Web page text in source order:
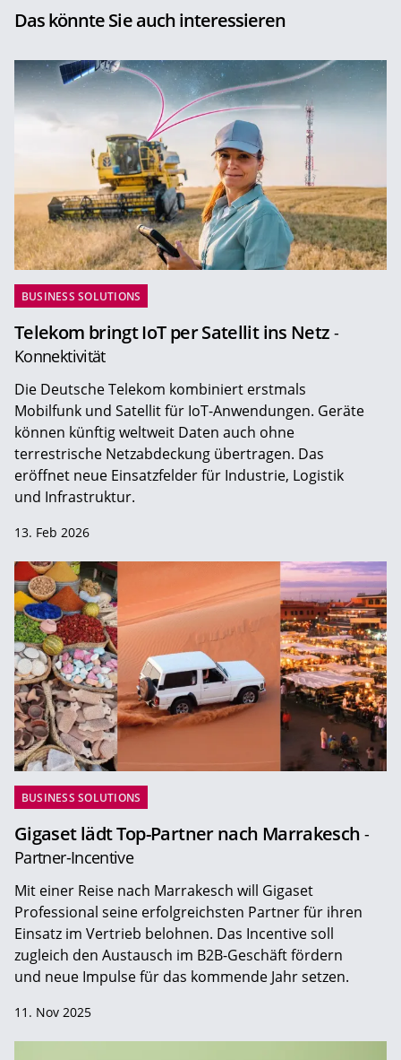
Das könnte Sie auch interessieren
BUSINESS SOLUTIONS
Telekom bringt IoT per Satellit ins Netz -
Konnektivität
Die Deutsche Telekom kombiniert erstmals
Mobilfunk und Satellit für IoT-Anwendungen. Geräte
können künftig weltweit Daten auch ohne
terrestrische Netzabdeckung übertragen. Das
eröffnet neue Einsatzfelder für Industrie, Logistik
und Infrastruktur.
13. Feb 2026
BUSINESS SOLUTIONS
Gigaset lädt Top-Partner nach Marrakesch -
Partner-Incentive
Mit einer Reise nach Marrakesch will Gigaset
Professional seine erfolgreichsten Partner für ihren
Einsatz im Vertrieb belohnen. Das Incentive soll
zugleich den Austausch im B2B-Geschäft fördern
und neue Impulse für das kommende Jahr setzen.
11. Nov 2025